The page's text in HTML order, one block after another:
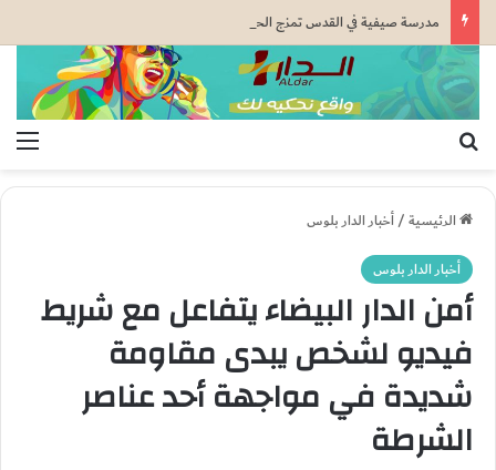
الرئيسية/أخبار الدار بلوس
أخبار الدار بلوس
أمن الدار البيضاء يتفاعل مع شريط
فيديو لشخص يبدى مقاومة
شديدة في مواجهة أحد عناصر
الشرطة